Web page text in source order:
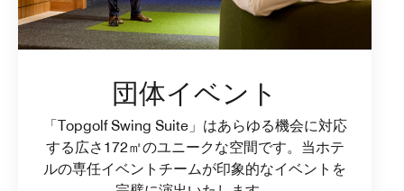
団体イベント
「Topgolf Swing Suite」はあらゆる機会に対応
する広さ172㎡のユニークな空間です。当ホテ
ルの専任イベントチームが印象的なイベントを